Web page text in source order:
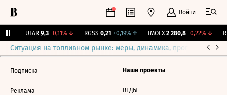
Войти
UTAR 9,3 -0,11%↓ RGSS 0,21 +0,19%↑ IMOEX 2 280,8 -0,22%↓
Ситуация на топливном рынке: меры, динамика, прогнозы
Подписка
Реклама
Наши проекты
ВЕДЫ